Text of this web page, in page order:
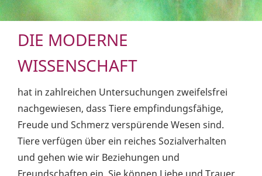
DIE MODERNE
WISSENSCHAFT
hat in zahlreichen Untersuchungen zweifelsfrei
nachgewiesen, dass Tiere empfindungsfähige,
Freude und Schmerz verspürende Wesen sind.
Tiere verfügen über ein reiches Sozialverhalten
und gehen wie wir Beziehungen und